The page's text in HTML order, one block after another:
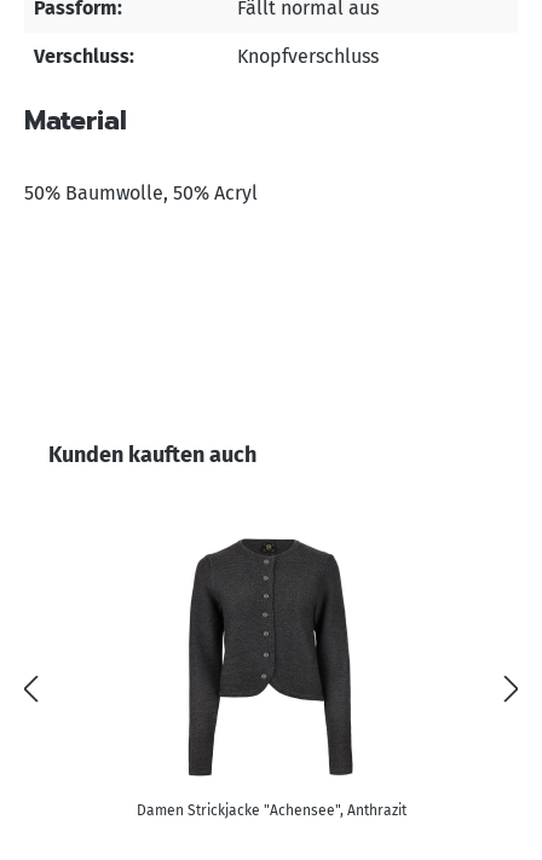
Passform: Fällt normal aus
Verschluss: Knopfverschluss
Material
50% Baumwolle, 50% Acryl
Produktgalerie überspringen
Kunden kauften auch
Damen Strickjacke "Achensee", Anthrazit